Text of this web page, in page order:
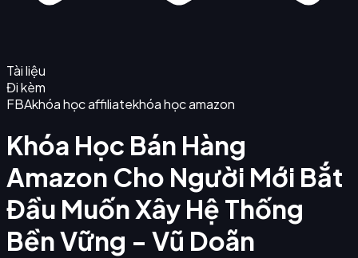
Tài liệu
Đi kèm
FBAkhóa học affiliatekhóa học amazon
Khóa Học Bán Hàng
Amazon Cho Người Mới Bắt
Đầu Muốn Xây Hệ Thống
Bền Vững - Vũ Doãn